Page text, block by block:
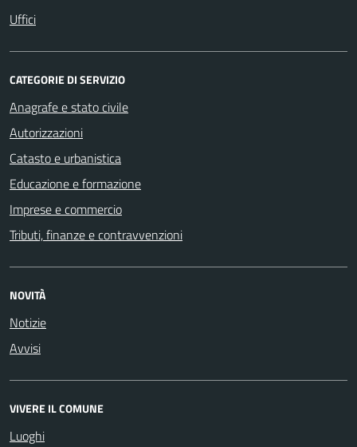
Uffici
CATEGORIE DI SERVIZIO
Anagrafe e stato civile
Autorizzazioni
Catasto e urbanistica
Educazione e formazione
Imprese e commercio
Tributi, finanze e contravvenzioni
NOVITÀ
Notizie
Avvisi
VIVERE IL COMUNE
Luoghi